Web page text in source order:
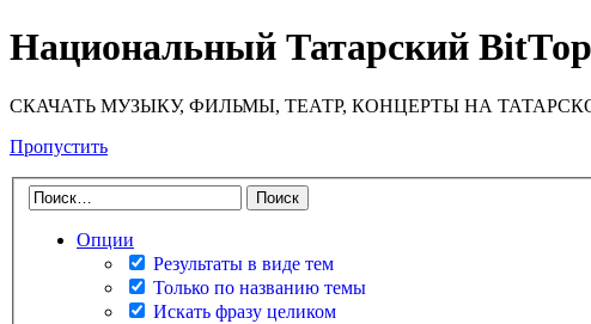
Национальный Татарский
СКАЧАТЬ МУЗЫКУ, ФИЛЬМЫ, ТЕАТР, КОНЦЕРТЫ НА
Пропустить
Опции
Результаты в виде тем
Только по названию темы
Искать фразу целиком